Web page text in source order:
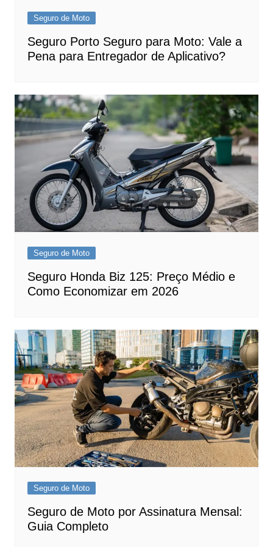
Seguro de Moto
Seguro Porto Seguro para Moto: Vale a
Pena para Entregador de Aplicativo?
Seguro de Moto
Seguro Honda Biz 125: Preço Médio e
Como Economizar em 2026
Seguro de Moto
Seguro de Moto por Assinatura Mensal:
Guia Completo